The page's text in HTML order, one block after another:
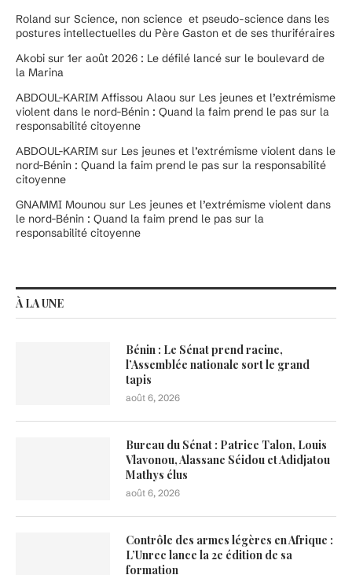
Roland sur Science, non science et pseudo-science dans les
postures intellectuelles du Père Gaston et de ses thuriféraires
Akobi sur 1er août 2026 : Le défilé lancé sur le boulevard de
la Marina
ABDOUL-KARIM Affissou Alaou sur Les jeunes et l’extrémisme
violent dans le nord-Bénin : Quand la faim prend le pas sur la
responsabilité citoyenne
ABDOUL-KARIM sur Les jeunes et l’extrémisme violent dans le
nord-Bénin : Quand la faim prend le pas sur la responsabilité
citoyenne
GNAMMI Mounou sur Les jeunes et l’extrémisme violent dans
le nord-Bénin : Quand la faim prend le pas sur la
responsabilité citoyenne
À LA UNE
Bénin : Le Sénat prend racine,
l’Assemblée nationale sort le grand
tapis
août 6, 2026
Bureau du Sénat : Patrice Talon, Louis
Vlavonou, Alassane Séidou et Adidjatou
Mathys élus
août 6, 2026
Contrôle des armes légères en Afrique :
L’Unrec lance la 2e édition de sa
formation